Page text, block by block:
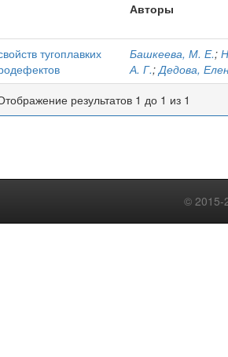
Авторы
тугоплавких
Башкеева, М. Е.;
А. Г.;Дедова,
результатов 1 до 1 из 1
© 2015-